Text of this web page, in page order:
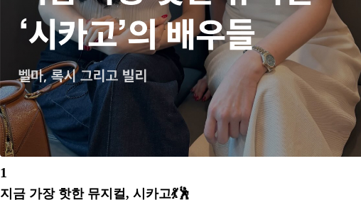
1
지금 가장 핫한 뮤지컬, 시카고💃🕺